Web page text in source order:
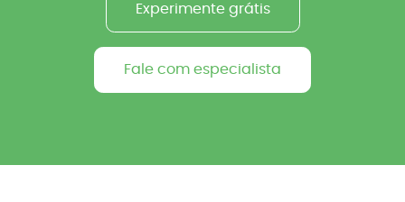
Experimente grátis
Fale com especialista